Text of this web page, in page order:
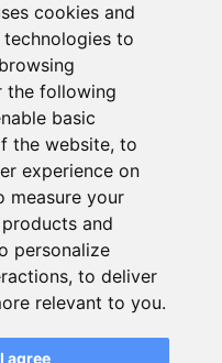
cookies and
to
the following
basic
the website, to
experience on
measure your
and
personalize
, to deliver
relevant to you.
I agree
para referência e
aos
mencionados. As